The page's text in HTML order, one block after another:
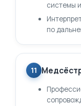
системы
по
11